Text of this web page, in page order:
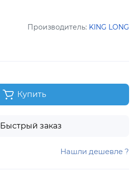
Производитель: KING LONG
Купить
Быстрый заказ
Нашли дешевле ?